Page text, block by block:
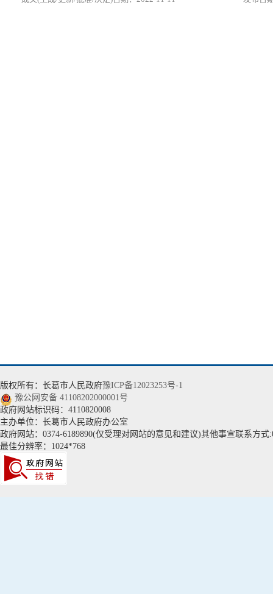
版权所有：长葛市人民政府豫ICP备12023253号-1
豫公网安备 41108202000001号
政府网站标识码：4110820008
主办单位：长葛市人民政府办公室
政府网站：0374-6189890(仅受理对网站的意见和建议)其他事宣联系方式
最佳分辨率：1024*768